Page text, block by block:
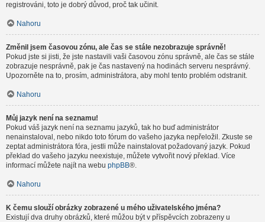
registrováni, toto je dobrý důvod, proč tak učinit.
Nahoru
Změnil jsem časovou zónu, ale čas se stále nezobrazuje správně!
Pokud jste si jisti, že jste nastavili vaši časovou zónu správně, ale čas se stále
zobrazuje nesprávně, pak je čas nastavený na hodinách serveru nesprávný.
Upozorněte na to, prosím, administrátora, aby mohl tento problém odstranit.
Nahoru
Můj jazyk není na seznamu!
Pokud váš jazyk není na seznamu jazyků, tak ho buď administrátor
nenainstaloval, nebo nikdo toto fórum do vašeho jazyka nepřeložil. Zkuste se
zeptat administrátora fóra, jestli může nainstalovat požadovaný jazyk. Pokud
překlad do vašeho jazyku neexistuje, můžete vytvořit nový překlad. Více
informací můžete najít na webu phpBB®.
Nahoru
K čemu slouží obrázky zobrazené u mého uživatelského jména?
Existují dva druhy obrázků, které můžou být v příspěvcích zobrazeny u